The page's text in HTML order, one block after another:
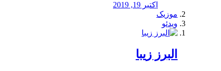
اکتبر 19, 2019
موزیک
ویدئو
البرز زیبا